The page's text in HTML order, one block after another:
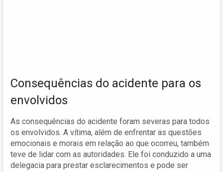
Consequências do acidente para os
envolvidos
As consequências do acidente foram severas para todos
os envolvidos. A vítima, além de enfrentar as questões
emocionais e morais em relação ao que ocorreu, também
teve de lidar com as autoridades. Ele foi conduzido a uma
delegacia para prestar esclarecimentos e pode ser